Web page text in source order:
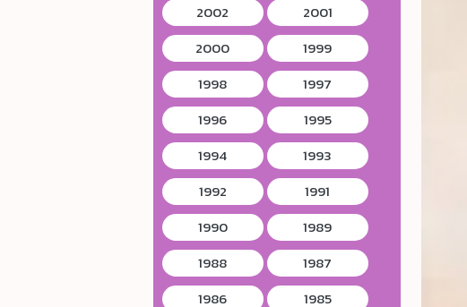
2002
2001
2000
1999
1998
1997
1996
1995
1994
1993
1992
1991
1990
1989
1988
1987
1986
1985